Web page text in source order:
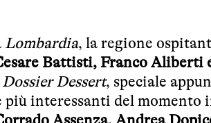
Lombardia, la regione
Battisti, Franco Aliberti
Dossier Dessert, speciale
interessanti del momento